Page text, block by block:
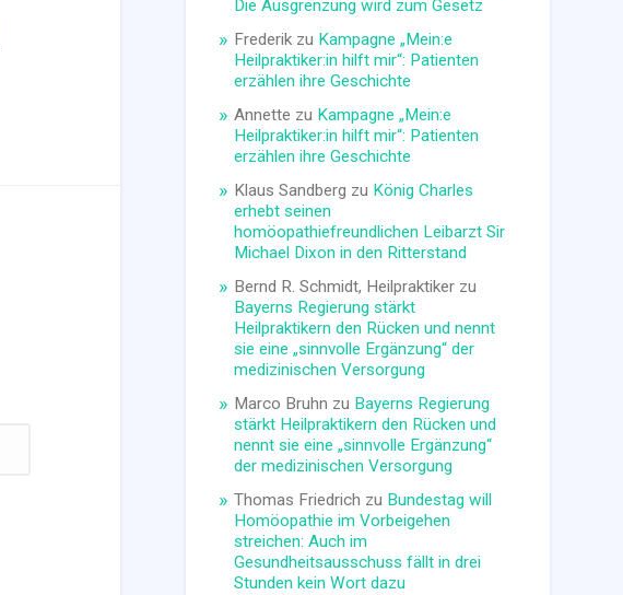
Die Ausgrenzung wird zum Gesetz
Frederik zu Kampagne „Mein:e
Heilpraktiker:in hilft mir“: Patienten
erzählen ihre Geschichte
Annette zu Kampagne „Mein:e
Heilpraktiker:in hilft mir“: Patienten
erzählen ihre Geschichte
Klaus Sandberg zu König Charles
erhebt seinen
homöopathiefreundlichen Leibarzt Sir
Michael Dixon in den Ritterstand
Bernd R. Schmidt, Heilpraktiker zu
Bayerns Regierung stärkt
Heilpraktikern den Rücken und nennt
sie eine „sinnvolle Ergänzung“ der
medizinischen Versorgung
Marco Bruhn zu Bayerns Regierung
stärkt Heilpraktikern den Rücken und
nennt sie eine „sinnvolle Ergänzung“
der medizinischen Versorgung
Thomas Friedrich zu Bundestag will
Homöopathie im Vorbeigehen
streichen: Auch im
Gesundheitsausschuss fällt in drei
Stunden kein Wort dazu